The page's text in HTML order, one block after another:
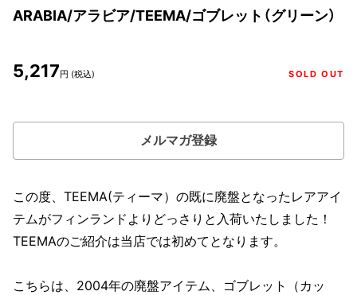
ARABIA/アラビア/TEEMA/ゴブレット（グリーン）
5,217円 (税込) SOLD OUT
メルマガ登録
この度、TEEMA(ティーマ）の既に廃盤となったレアアイ
テムがフィンランドよりどっさりと入荷いたしました！
TEEMAのご紹介は当店では初めてとなります。
こちらは、2004年の廃盤アイテム、ゴブレット（カッ